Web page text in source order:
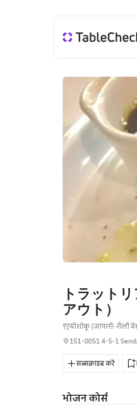
トラット
アウト）
योशोकू (जापानी-शैली
151-0051 4-5-1
सब्सक्राइब करें
भोजन कोर्स